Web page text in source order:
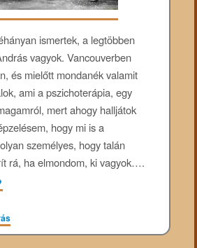
ismertek, a legtöbben
vagyok. Vancouverben
és mielőtt mondanék valamit
ami a pszichoterápia, egy
mert ahogy halljátok
hogy mi is a
személyes, hogy talán
rá, ha elmondom, ki vagyok….